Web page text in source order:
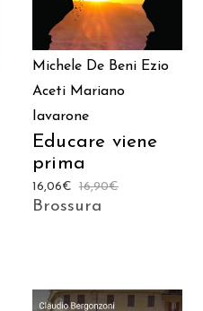
Michele De Beni Ezio
Aceti Mariano
Iavarone
Educare viene
prima
16,90€
16,06€
Brossura